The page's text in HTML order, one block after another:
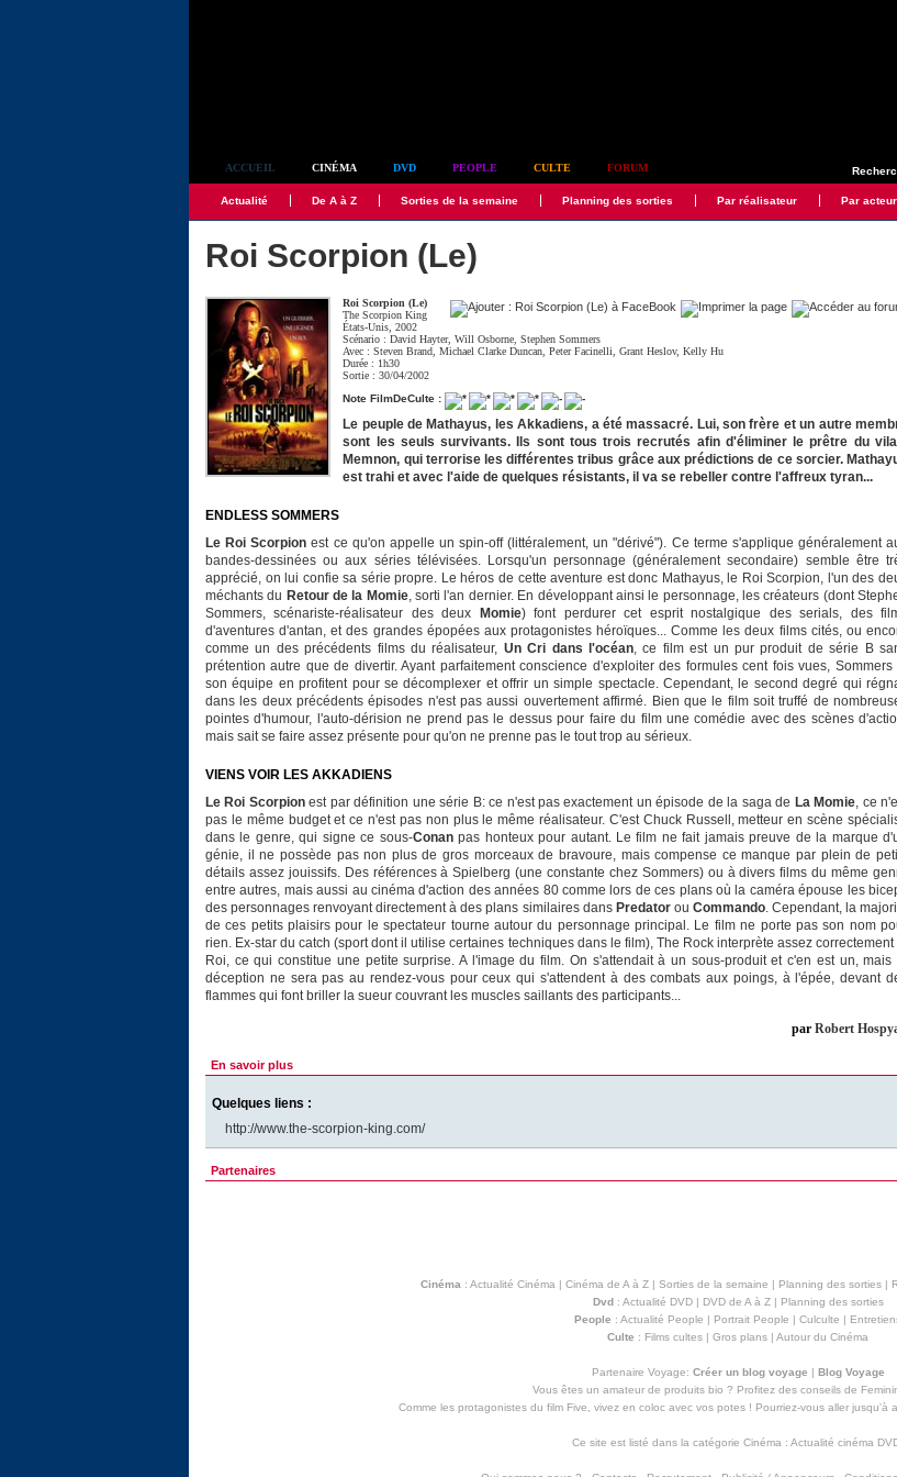
ACCUEIL CINÉMA DVD PEOPLE CULTE FORUM
Actualité De A à Z Sorties de la semaine Planning des sorties Par réalisateur Par acteur
Roi Scorpion (Le)
Roi Scorpion (Le)
The Scorpion King
États-Unis, 2002
Scénario :David Hayter,Will Osborne ,Stephen Sommers
Avec :Steven Brand ,Michael Clarke Duncan ,Peter Facinelli ,Grant Heslov,Kelly Hu
Durée : 1h30
Sortie : 30/04/2002
Note FilmDeCulte :
Le peuple de Mathayus, les Akkadiens, a été massacré. Lui, son frère et un autre
sont les seuls survivants. Ils sont tous trois recrutés afin d'éliminer le prêtre du
Memnon, qui terrorise les différentes tribus grâce aux prédictions de ce sorcier.
est trahi et avec l'aide de quelques résistants, il va se rebeller contre l'affreux tyran...
ENDLESS SOMMERS
Le Roi Scorpion est ce qu'on appelle un spin-off (littéralement, un "dérivé"). Ce terme s'applique généralement
bandes-dessinées ou aux séries télévisées. Lorsqu'un personnage (généralement secondaire) semble être
apprécié, on lui confie sa série propre. Le héros de cette aventure est donc Mathayus, le Roi Scorpion, l'un des
méchants du Retour de la Momie, sorti l'an dernier. En développant ainsi le personnage, les créateurs (dont
Sommers, scénariste-réalisateur des deux
Momie) font perdurer cet esprit nostalgique des serials, des
d'aventures d'antan, et des grandes épopées aux protagonistes héroïques... Comme les deux films cités, ou
comme un des précédents films du réalisateur, Un Cri dans l'océan, ce film est un pur produit de série B
prétention autre que de divertir. Ayant parfaitement conscience d'exploiter des formules cent fois vues, Sommers
son équipe en profitent pour se décomplexer et offrir un simple spectacle. Cependant, le second degré qui
dans les deux précédents épisodes n'est pas aussi ouvertement affirmé. Bien que le film soit truffé de
pointes d'humour, l'auto-dérision ne prend pas le dessus pour faire du film une comédie avec des scènes
mais sait se faire assez présente pour qu'on ne prenne pas le tout trop au sérieux.
VIENS VOIR LES AKKADIENS
Le Roi Scorpionest par définition une série B: ce n'est pas exactement un épisode de la saga de La Momie, ce
pas le même budget et ce n'est pas non plus le même réalisateur. C'est Chuck Russell, metteur en scène
dans le genre, qui signe ce sous-Conanpas honteux pour autant. Le film ne fait jamais preuve de la marque
génie, il ne possède pas non plus de gros morceaux de bravoure, mais compense ce manque par plein de
détails assez jouissifs. Des références à Spielberg (une constante chez Sommers) ou à divers films du même
entre autres, mais aussi au cinéma d'action des années 80 comme lors de ces plans où la caméra épouse les
des personnages renvoyant directement à des plans similaires dans Predatorou Commando. Cependant, la
de ces petits plaisirs pour le spectateur tourne autour du personnage principal. Le film ne porte pas son nom
rien. Ex-star du catch (sport dont il utilise certaines techniques dans le film), The Rock interprète assez correctement
Roi, ce qui constitue une petite surprise. A l'image du film. On s'attendait à un sous-produit et c'en est un, mais
déception ne sera pas au rendez-vous pour ceux qui s'attendent à des combats aux poings, à l'épée, devant
flammes qui font briller la sueur couvrant les muscles saillants des participants...
par Robert
En savoir plus
Quelques liens :
http://www.the-scorpion-king.com/
Partenaires
Cinéma : Actualité Cinéma | Cinéma de A à Z| Sorties de la semaine | Planning des sorties|
Dvd: Actualité DVD| DVD de A à Z| Planning des sorties
People : Actualité People | Portrait People | Culculte |
Culte : Films cultes | Gros plans | Autour du Cinéma
Partenaire Voyage: Créer un blog voyage | Blog Voyage
Vous êtes un amateur de produits bio ? Profitez des conseils de
Comme les protagonistes du film Five, vivez en coloc avec vos potes ! Pourriez-vous aller jusqu'à
Ce site est listé dans la catégorie Cinéma : Actualité cinéma